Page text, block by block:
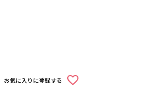
お気に入りに登録する